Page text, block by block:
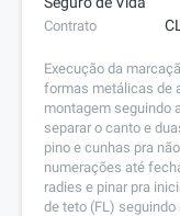
Contrato
Execução da
formas metálicas de
montagem seguindo
separar o canto e
pino e cunhas pra
numerações até
radies e pinar pra
de teto (FL)